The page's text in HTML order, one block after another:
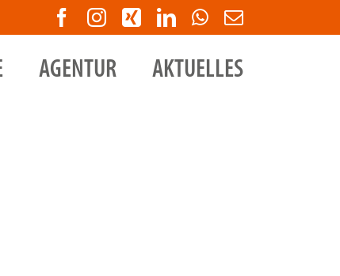
Facebook
Instagram
XingLinkedInWhatsApp
E-
Mail
AGENTUR AKTUELLES